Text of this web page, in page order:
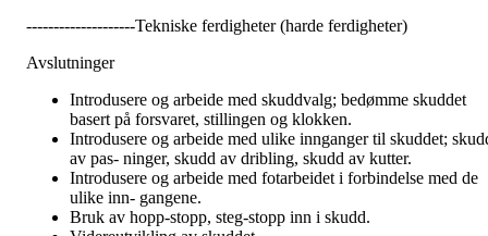
--------------------Tekniske ferdigheter (harde ferdigheter)
Avslutninger
Introdusere og arbeide med skuddvalg; bedømme skuddet
basert på forsvaret, stillingen og klokken.
Introdusere og arbeide med ulike innganger til skuddet;
av pas- ninger, skudd av dribling, skudd av kutter.
Introdusere og arbeide med fotarbeidet i forbindelse med de
ulike inn- gangene.
Bruk av hopp-stopp, steg-stopp inn i skudd.